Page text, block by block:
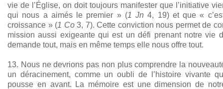
vie de l’Église, on doit toujours manifester que l’initiative
qui nous a aimés le premier » (1 Jn4, 19) et que «
croissance » (1 Co3, 7). Cette conviction nous permet de
mission aussi exigeante qui est un défi prenant notre vie
demande tout, mais en même temps elle nous offre tout.
13. Nous ne devrions pas non plus comprendre la
un déracinement, comme un oubli de l’histoire vivante
pousse en avant. La mémoire est une dimension de